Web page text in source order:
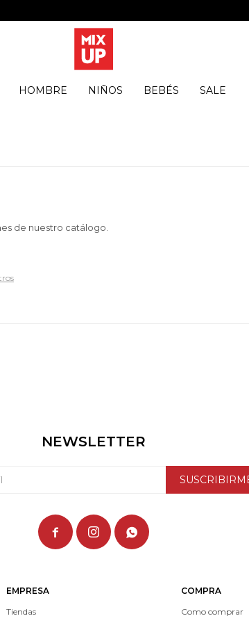
HOMBRE NIÑOS BEBÉS SALE
de nuestro catálogo.
EMPRESA
Tiendas
COMPRA
Como comprar
NEWSLETTER
  